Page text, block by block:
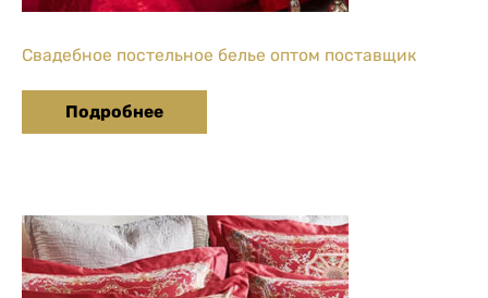
Свадебное постельное белье оптом поставщик
Подробнее